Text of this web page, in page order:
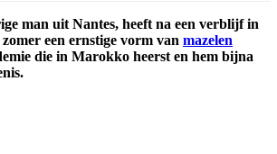
man uit Nantes, heeft na een verblijf in
een ernstige vorm van mazelen
die in Marokko heerst en hem bijna